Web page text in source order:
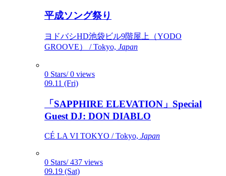
平成ソング祭り
ヨドバシHD池袋ビル9階屋上（YODO
GROOVE） / Tokyo, Japan
0 Stars/ 0 views
09.11 (Fri)
「SAPPHIRE ELEVATION」Special
Guest DJ: DON DIABLO
CÉ LA VI TOKYO / Tokyo, Japan
0 Stars/ 437 views
09.19 (Sat)